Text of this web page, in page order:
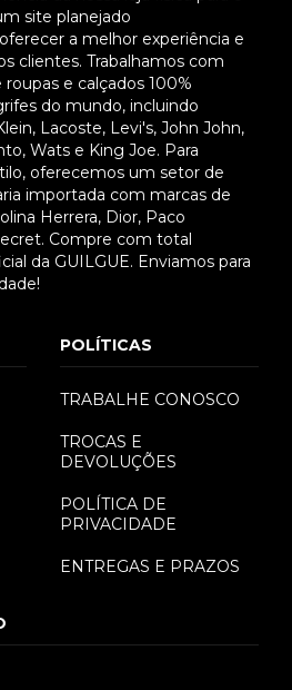
site planejado
a melhor experiência e
clientes. Trabalhamos com
e calçados 100%
do mundo, incluindo
Lacoste, Levi's, John John,
Wats e King Joe. Para
oferecemos um setor de
importada com marcas de
Herrera, Dior, Paco
Compre com total
da GUILGUE. Enviamos para
POLÍTICAS
TRABALHE CONOSCO
TROCAS E
DEVOLUÇÕES
POLÍTICA DE
PRIVACIDADE
ENTREGAS E PRAZOS